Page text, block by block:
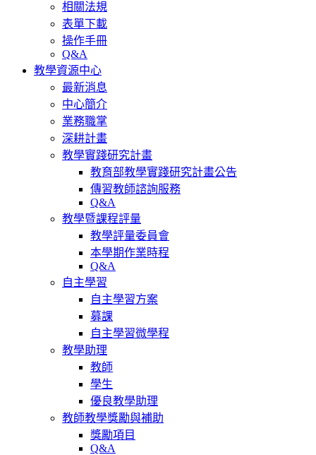
相關法規
表單下載
操作手冊
Q&A
教學資源中心
最新消息
中心簡介
業務職掌
深耕計畫
教學實踐研究計畫
教育部教學實踐研究計畫公告
傳習教師諮詢服務
Q&A
教學暨課程評量
教學評量委員會
本學期作業時程
Q&A
自主學習
自主學習方案
募課
自主學習微學程
教學助理
教師
學生
優良教學助理
教師教學獎勵與補助
獎勵項目
Q&A